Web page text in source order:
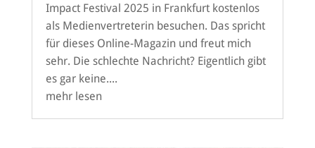
Impact Festival 2025 in Frankfurt kostenlos
als Medienvertreterin besuchen. Das spricht
für dieses Online-Magazin und freut mich
sehr. Die schlechte Nachricht? Eigentlich gibt
es gar keine....
mehr lesen